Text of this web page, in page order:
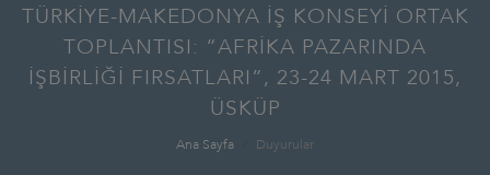
TÜRKİYE-MAKEDONYA İŞ KONSEYİ ORTAK
TOPLANTISI: “AFRİKA PAZARINDA
İŞBİRLİĞİ FIRSATLARI”, 23-24 MART 2015,
ÜSKÜP
Ana Sayfa Duyurular